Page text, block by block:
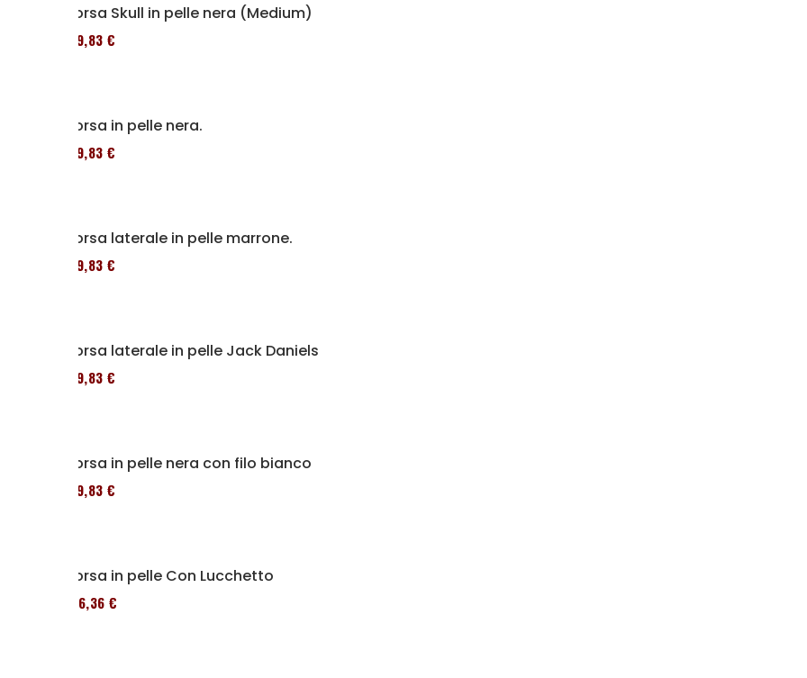
Borsa Skull in pelle nera (Medium)
119,83 €
Borsa in pelle nera.
119,83 €
Borsa laterale in pelle marrone.
119,83 €
Borsa laterale in pelle Jack Daniels
119,83 €
Borsa in pelle nera con filo bianco
119,83 €
Borsa in pelle Con Lucchetto
136,36 €